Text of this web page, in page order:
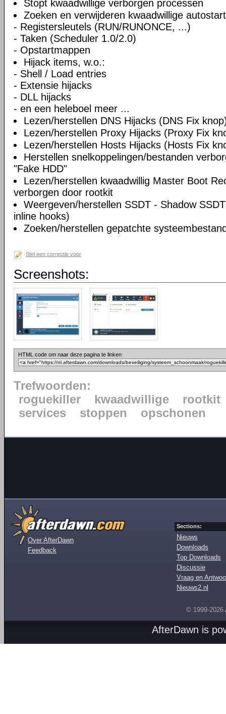
Stopt kwaadwillige verborgen processen
Zoeken en verwijderen kwaadwillige
- Registersleutels (RUN/RUNONCE, ...)
- Taken (Scheduler 1.0/2.0)
- Opstartmappen
Hijack items, w.o.:
- Shell / Load entries
- Extensie hijacks
- DLL hijacks
- en een heleboel meer ...
Lezen/herstellen DNS Hijacks (DNS Fix
Lezen/herstellen Proxy Hijacks (Proxy Fix
Lezen/herstellen Hosts Hijacks (Hosts Fix
Herstellen snelkoppelingen/bestanden
"Fake HDD"
Lezen/herstellen kwaadwillig Master Boot
verborgen door rootkit
Weergeven/herstellen SSDT - Shadow
inline hooks)
Zoeken/herstellen gepatchte
Stel een correctie voor
Screenshots:
HTML code om naar deze pagina te linken:
Trefwoorden:
roguekiller
kwaadwillige
rootkit
services
stoppen opschonen
Over AfterDawn
Feedback
Sections:
Nieuws
Downloads
Top Downloads
Discussie
Vraag en
Nieuws2.nl
© 1999-2026
AfterDawn is